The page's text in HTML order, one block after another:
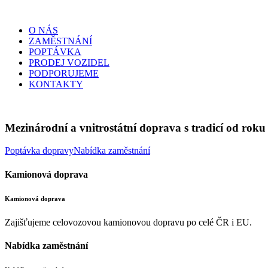
O NÁS
ZAMĚSTNÁNÍ
POPTÁVKA
PRODEJ VOZIDEL
PODPORUJEME
KONTAKTY
Mezinárodní a vnitrostátní doprava s tradicí od roku
Poptávka dopravyNabídka zaměstnání
Kamionová doprava
Kamionová doprava
Zajišťujeme celovozovou kamionovou dopravu po celé ČR i EU.
Nabídka zaměstnání